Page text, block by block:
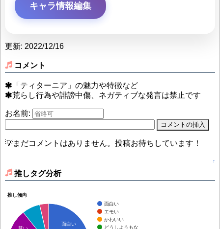
キャラ情報編集
更新: 2022/12/16
コメント
「ティターニア」の魅力や特徴など
荒らし行為や誹謗中傷、ネガティブな発言は禁止です
お名前:
💡まだコメントはありません。投稿お待ちしています！
↑
推しタグ分析
推し傾向
面白い
エモい
かわいい
どうしようもな
面白い